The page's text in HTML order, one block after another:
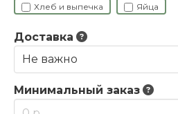
Хлеб и выпечка Яйца
Доставка
Минимальный заказ